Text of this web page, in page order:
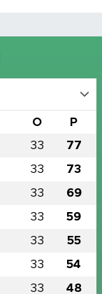
O P
33 77
33 73
33 69
33 59
33 55
33 54
33 48